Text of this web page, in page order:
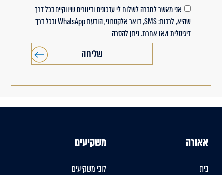
אני מאשר לחברה לשלוח לי עדכונים ודיוורים שיווקיים בכל דרך
שהיא, לרבות: SMS, דואר אלקטרוני, הודעת WhatsApp ובכל דרך
דיגיטלית ו/או אחרת. ניתן להסרה
שליחה
אאורה
בית
משקיעים
לובי משקיעים